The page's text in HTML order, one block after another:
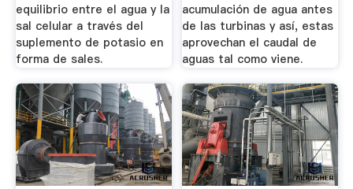
equilibrio entre el agua y la
sal celular a través del
suplemento de potasio en
forma de sales.
acumulación de agua antes
de las turbinas y así, estas
aprovechan el caudal de
aguas tal como viene.